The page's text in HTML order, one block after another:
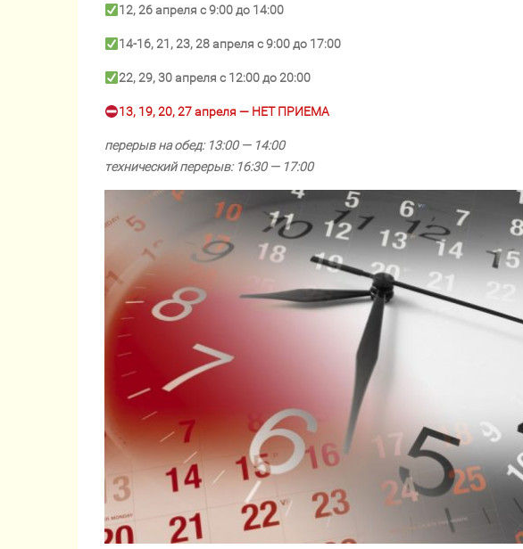
12, 26 апреля с 9:00 до 14:00
14-16, 21, 23, 28 апреля с 9:00 до 17:00
22, 29, 30 апреля с 12:00 до 20:00
13, 19, 20, 27 апреля — НЕТ ПРИЕМА
перерыв на обед: 13:00 — 14:00
технический перерыв: 16:30 — 17:00